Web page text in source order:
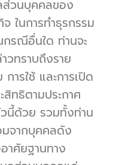
ส่วนบุคคลของ
ในการทำธุรกรรม
กรณีอื่นใด ท่านจะ
ทราบถึงราย
ารใช้ และการเปิด
ทธิตามประกาศ
นี้ด้วย รวมทั้งท่าน
มจากบุคคลดัง
าศัยฐานทาง